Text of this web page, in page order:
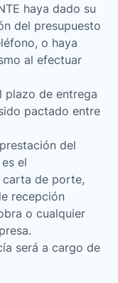
haya dado su
del presupuesto
o haya
al efectuar
plazo de entrega
pactado entre
del
el
carta de porte,
recepción
o cualquier
será a cargo de